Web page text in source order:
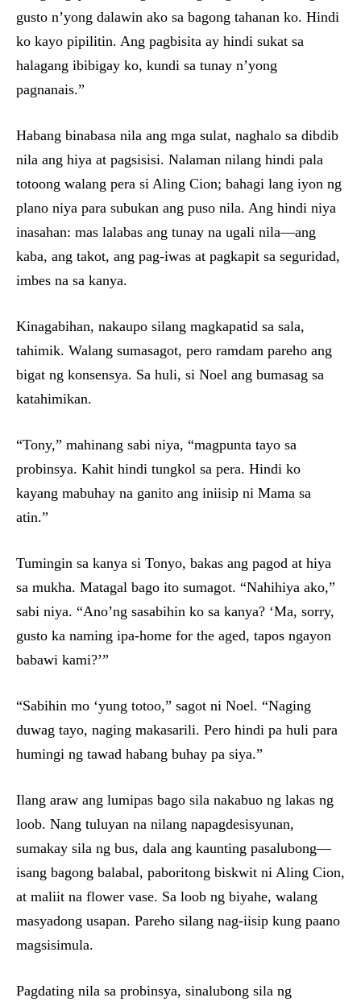
gusto n’yong dalawin ako sa bagong tahanan ko. Hindi
ko kayo pipilitin. Ang pagbisita ay hindi sukat sa
halagang ibibigay ko, kundi sa tunay n’yong
pagnanais.”
Habang binabasa nila ang mga sulat, naghalo sa dibdib
nila ang hiya at pagsisisi. Nalaman nilang hindi pala
totoong walang pera si Aling Cion; bahagi lang iyon ng
plano niya para subukan ang puso nila. Ang hindi niya
inasahan: mas lalabas ang tunay na ugali nila—ang
kaba, ang takot, ang pag-iwas at pagkapit sa seguridad,
imbes na sa kanya.
Kinagabihan, nakaupo silang magkapatid sa sala,
tahimik. Walang sumasagot, pero ramdam pareho ang
bigat ng konsensya. Sa huli, si Noel ang bumasag sa
katahimikan.
“Tony,” mahinang sabi niya, “magpunta tayo sa
probinsya. Kahit hindi tungkol sa pera. Hindi ko
kayang mabuhay na ganito ang iniisip ni Mama sa
atin.”
Tumingin sa kanya si Tonyo, bakas ang pagod at hiya
sa mukha. Matagal bago ito sumagot. “Nahihiya ako,”
sabi niya. “Ano’ng sasabihin ko sa kanya? ‘Ma, sorry,
gusto ka naming ipa-home for the aged, tapos ngayon
babawi kami?’”
“Sabihin mo ‘yung totoo,” sagot ni Noel. “Naging
duwag tayo, naging makasarili. Pero hindi pa huli para
humingi ng tawad habang buhay pa siya.”
Ilang araw ang lumipas bago sila nakabuo ng lakas ng
loob. Nang tuluyan na nilang napagdesisyunan,
sumakay sila ng bus, dala ang kaunting pasalubong—
isang bagong balabal, paboritong biskwit ni Aling Cion,
at maliit na flower vase. Sa loob ng biyahe, walang
masyadong usapan. Pareho silang nag-iisip kung paano
magsisimula.
Pagdating nila sa probinsya, sinalubong sila ng